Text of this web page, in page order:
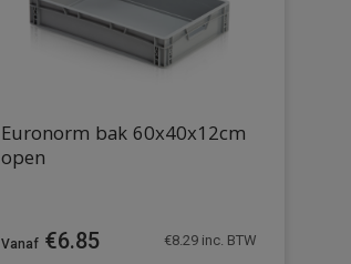
Euronorm bak 60x40x12cm
open
€6.85 €8.29inc. BTW